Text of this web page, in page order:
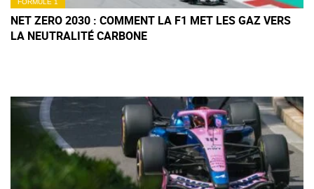
FORMULE 1
NET ZERO 2030 : COMMENT LA F1 MET LES GAZ VERS
LA NEUTRALITÉ CARBONE